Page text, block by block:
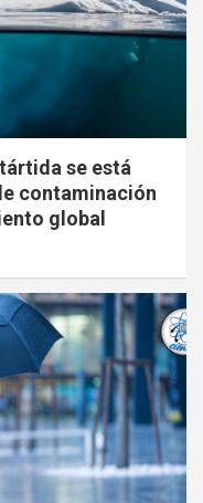
se está
contaminación
global